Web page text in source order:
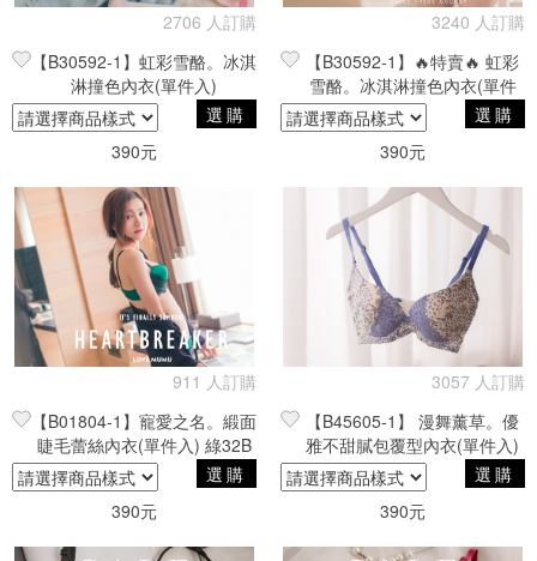
2706 人訂購
【B30592-1】虹彩雪酪。冰淇
淋撞色內衣(單件入)
選購
390元
3240 人訂購
【B30592-1】🔥特賣🔥 虹彩
雪酪。冰淇淋撞色內衣(單件
入)
選購
390元
911 人訂購
【B01804-1】寵愛之名。緞面
睫毛蕾絲內衣(單件入) 綠32B
選購
390元
3057 人訂購
【B45605-1】 漫舞薰草。優
雅不甜膩包覆型內衣(單件入)
藍色碎花32D
選購
390元